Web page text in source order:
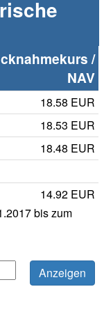
/
NAV
18.58 EUR
18.53 EUR
18.48 EUR
14.92 EUR
bis zum